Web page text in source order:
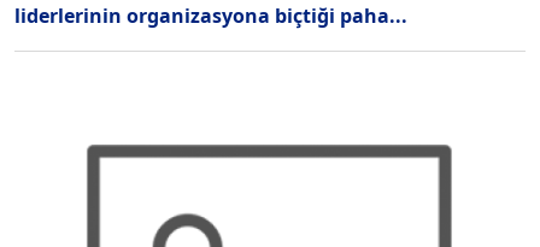
liderlerinin organizasyona biçtiği paha...